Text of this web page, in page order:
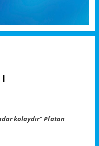
kolaydır” Platon